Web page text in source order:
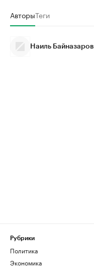
АвторыТеги
Наиль Байназаров
Рубрики
Политика
Экономика